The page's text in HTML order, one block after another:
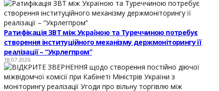
Ратифікація ЗВТ між Україною та Туреччиною потребує
створення інституційного механізму держмоніторингу її
реалізації – “Укрлегпром”
18.07.2026